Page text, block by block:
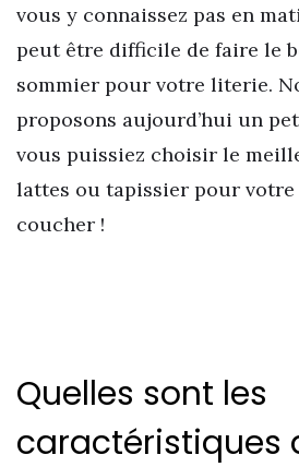
vous y connaissez pas en
peut être difficile de faire le
sommier pour votre literie.
proposons aujourd’hui un
vous puissiez choisir le
lattes ou tapissier pour votre
coucher !
Quelles sont les
caractéristiques